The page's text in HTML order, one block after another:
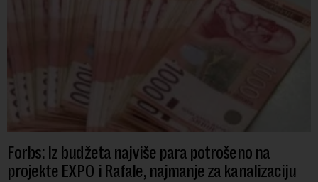
Forbs: Iz budžeta najviše para potrošeno na
projekte EXPO i Rafale, najmanje za kanalizaciju